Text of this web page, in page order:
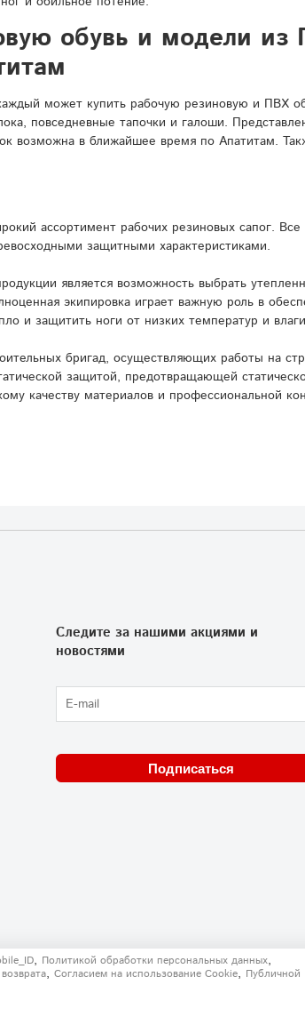
обувь и модели
может купить рабочую резиновую и ПВХ
повседневные тапочки и галоши.
возможна в ближайшее время по Апатитам.
ассортимент рабочих резиновых сапог.
защитными характеристиками.
является возможность выбрать
экипировка играет важную роль в
и защитить ноги от низких температур и
бригад, осуществляющих работы на
защитой, предотвращающей
качеству материалов и профессиональной
Следите за нашими акциями и
новостями
Подписаться
, Политикой обработки персональных данных,
, Согласием на использование Сookie, Публичной